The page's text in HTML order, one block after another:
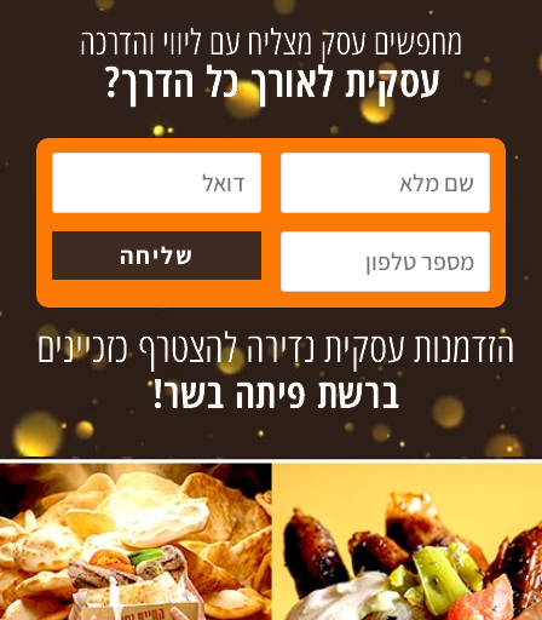
עסקים למכירה
גיוס אשראי
צור קשר
פקס: 09-8336808
www.insight-israel.co.il
רחוב התע"ש 10, כפר סבא